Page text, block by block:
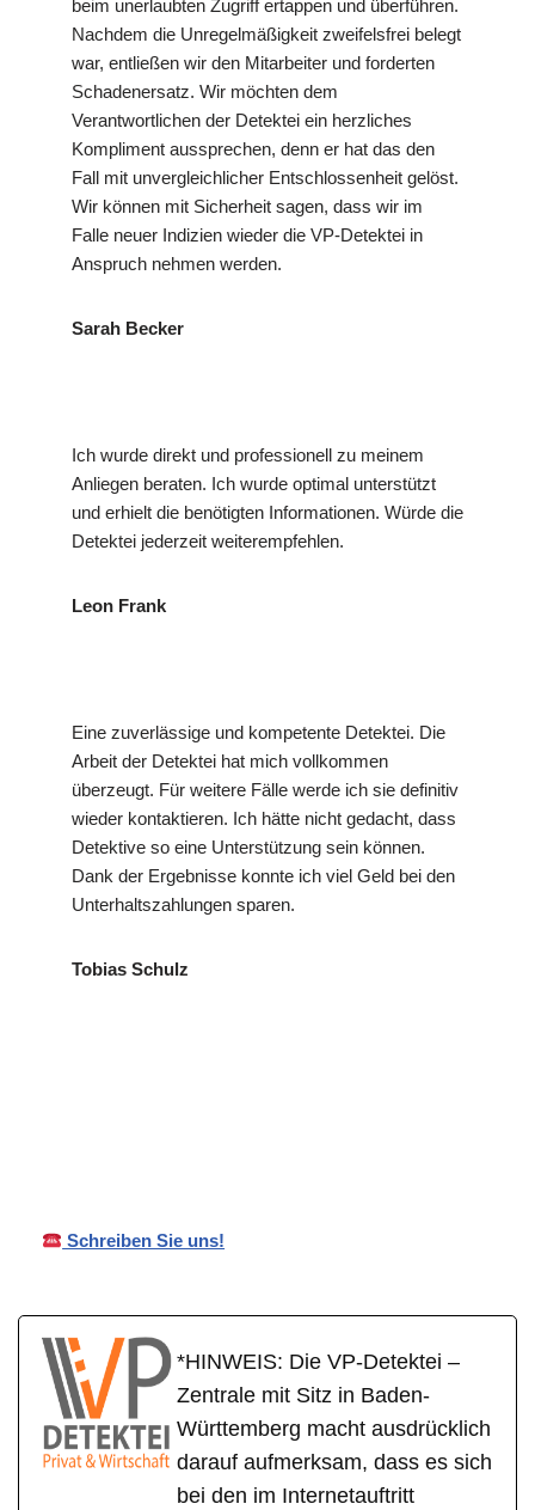
beim unerlaubten Zugriff ertappen und überführen.
Nachdem die Unregelmäßigkeit zweifelsfrei belegt
war, entließen wir den Mitarbeiter und forderten
Schadenersatz. Wir möchten dem
Verantwortlichen der Detektei ein herzliches
Kompliment aussprechen, denn er hat das den
Fall mit unvergleichlicher Entschlossenheit gelöst.
Wir können mit Sicherheit sagen, dass wir im
Falle neuer Indizien wieder die VP-Detektei in
Anspruch nehmen werden.
Sarah Becker
Ich wurde direkt und professionell zu meinem
Anliegen beraten. Ich wurde optimal unterstützt
und erhielt die benötigten Informationen. Würde die
Detektei jederzeit weiterempfehlen.
Leon Frank
Eine zuverlässige und kompetente Detektei. Die
Arbeit der Detektei hat mich vollkommen
überzeugt. Für weitere Fälle werde ich sie definitiv
wieder kontaktieren. Ich hätte nicht gedacht, dass
Detektive so eine Unterstützung sein können.
Dank der Ergebnisse konnte ich viel Geld bei den
Unterhaltszahlungen sparen.
Tobias Schulz
Schreiben Sie uns!
*HINWEIS: Die VP-Detektei –
Zentrale mit Sitz in Baden-
Württemberg macht ausdrücklich
darauf aufmerksam, dass es sich
bei den im Internetauftritt